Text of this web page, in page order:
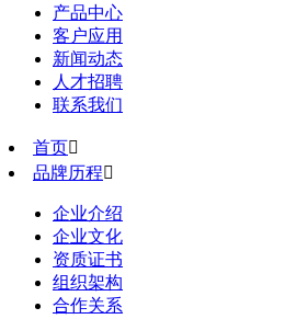
产品中心
客户应用
新闻动态
人才招聘
联系我们
首页
品牌历程
企业介绍
企业文化
资质证书
组织架构
合作关系